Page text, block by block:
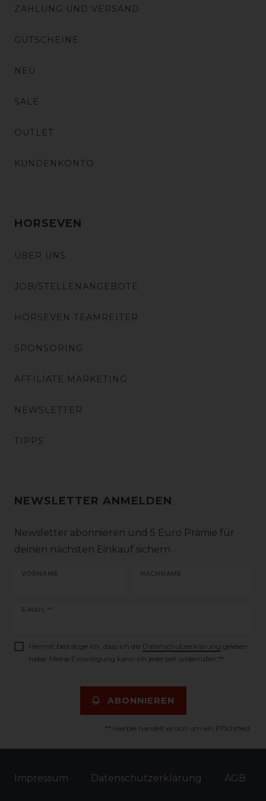
ZAHLUNG UND VERSAND
GUTSCHEINE
NEU
SALE
OUTLET
KUNDENKONTO
HORSEVEN
ÜBER UNS
JOB/STELLENANGEBOTE
HORSEVEN TEAMREITER
SPONSORING
AFFILIATE MARKETING
NEWSLETTER
TIPPS
NEWSLETTER ANMELDEN
Newsletter abonnieren und 5 Euro Prämie für
deinen nächsten Einkauf sichern
VORNAME NACHNAME
E-MAIL **
Newsletter
Hiermit bestätige ich, dass ich die Daten­schutz­erklärung gelesen
habe. Meine Einwilligung kann ich jederzeit widerrufen.**
ABONNIEREN
** Hierbei handelt es sich um ein Pflichtfeld.
Impressum Daten­schutz­erklärung AGB